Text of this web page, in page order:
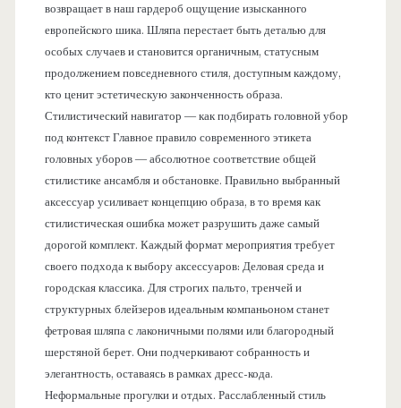
возвращает в наш гардероб ощущение изысканного
европейского шика. Шляпа перестает быть деталью для
особых случаев и становится органичным, статусным
продолжением повседневного стиля, доступным каждому,
кто ценит эстетическую законченность образа.
Стилистический навигатор — как подбирать головной убор
под контекст Главное правило современного этикета
головных уборов — абсолютное соответствие общей
стилистике ансамбля и обстановке. Правильно выбранный
аксессуар усиливает концепцию образа, в то время как
стилистическая ошибка может разрушить даже самый
дорогой комплект. Каждый формат мероприятия требует
своего подхода к выбору аксессуаров: Деловая среда и
городская классика. Для строгих пальто, тренчей и
структурных блейзеров идеальным компаньоном станет
фетровая шляпа с лаконичными полями или благородный
шерстяной берет. Они подчеркивают собранность и
элегантность, оставаясь в рамках дресс-кода.
Неформальные прогулки и отдых. Расслабленный стиль